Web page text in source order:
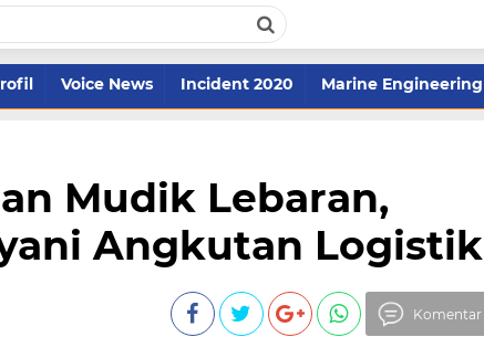
Voice News Incident 2020 Marine Engineering
Mudik Lebaran,
Angkutan Logistik
Komentar